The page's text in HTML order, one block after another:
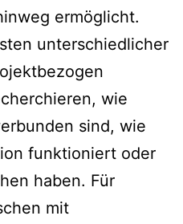
ermöglicht.
unterschiedlicher
wie
sind, wie
funktioniert oder
haben. Für
mit